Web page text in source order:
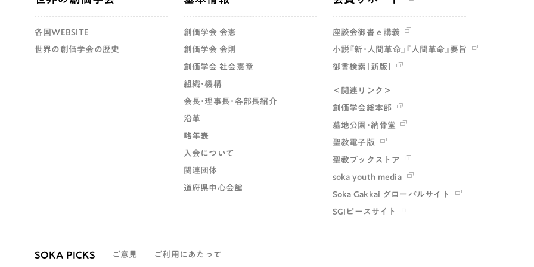
各国WEBSITE
世界の創価学会の歴史
創価学会 会憲
創価学会 会則
創価学会 社会憲章
組織・機構
会長・理事長・各部長紹介
沿革
略年表
入会について
関連団体
道府県中心会館
座談会御書ｅ講義
小説『新・人間革命』『人間革命』要旨
御書検索［新版］
＜関連リンク＞
創価学会総本部
墓地公園・納骨堂
聖教電子版
聖教ブックストア
soka youth media
Soka Gakkai グローバルサイト
SGIピースサイト
SOKA PICKS ご意見 ご利用にあたって